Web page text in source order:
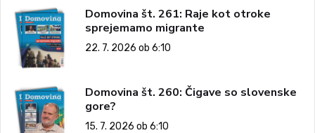
Domovina št. 261: Raje kot otroke
sprejemamo migrante
22. 7. 2026 ob 6:10
Domovina št. 260: Čigave so slovenske
gore?
15. 7. 2026 ob 6:10